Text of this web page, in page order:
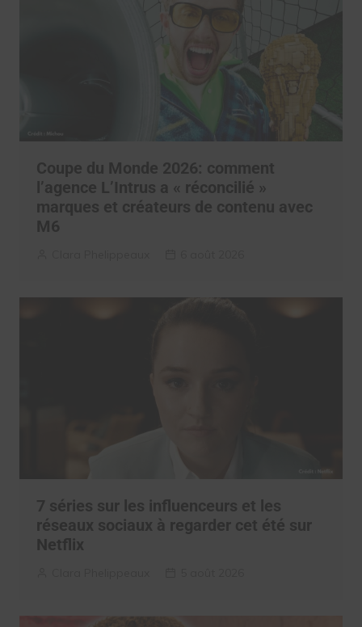
Coupe du Monde 2026: comment
l’agence L’Intrus a « réconcilié »
marques et créateurs de contenu avec
M6
7 séries sur les influenceurs et les
réseaux sociaux à regarder cet été sur
Netflix